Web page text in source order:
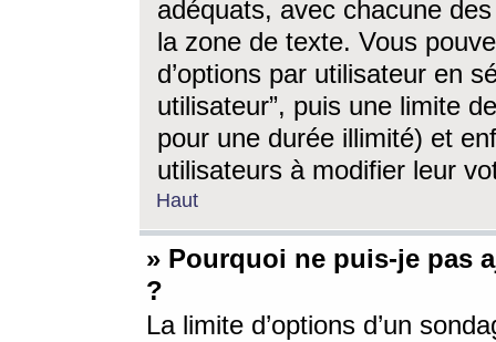
adéquats, avec chacune
la zone de texte. Vous
d’options par utilisateur en
utilisateur”, puis une limite
pour une durée illimité) et
utilisateurs à modifier leur
Haut
» Pourquoi ne puis-je pas
?
La limite d’options d’un